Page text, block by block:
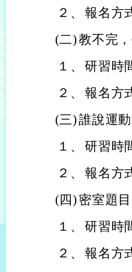
２、 報名方
(二)教不完
１、 研習時
２、 報名方
(三)誰說運
１、 研習時
２、 報名方
(四) 密室題
１、 研習時
２、 報名方